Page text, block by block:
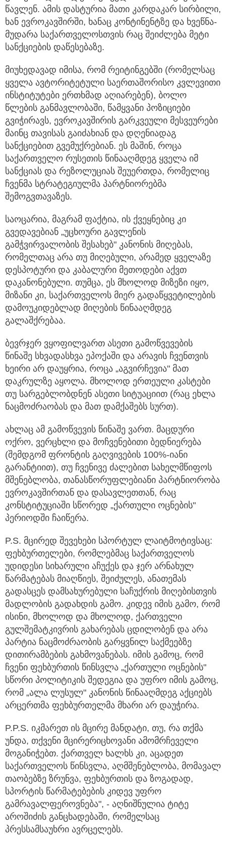
წავლენ. ამის დასტურია მათი კარდაკარ სირბილი,
ხან ევროკავშირში, ხანაც კონტინენტზე და ხვეწნა-
მუდარა საქართველოსთვის რაც შეიძლება მეტი
სანქციების დაწესებაზე.
მიუხედავად იმისა, რომ რეიტინგებში (რომელსაც
ყველა ავტორიტეტული საერთაშორისო კვლევითი
ინსტიტუტები ერთხმად აღიარებენ), ბოლო
წლების განმავლობაში, წამყვანი პოზიციები
გვიჭირავს, ევროკავშირის გარკვეული მესვეურები
მაინც თავისას გაიძახიან და დღენიადაგ
სანქციებით გვემუქრებიან. ეს მაშინ, როცა
საქართველო რუსეთის წინააღმდეგ ყველა იმ
სანქციას და რეზოლუციას შეუერთდა, რომელიც
ჩვენმა სტრატეგიულმა პარტნიორებმა
შემოგვთავაზეს.
საოცარია, მაგრამ ფაქტია, ის ქვეყნებიც კი
გვედავებიან „უცხოური გავლენის
გამჭვირვალობის შესახებ" კანონის მიღებას,
რომელთაც არა თუ მიღებული, არამედ ყველაზე
დესპოტური და კაბალური მეთოდები აქვთ
დაკანონებული. თუმცა, ეს მხოლოდ მიზეზი იყო,
მიზანი კი, საქართველოს მიერ გადაწყვეტილების
დამოუკიდებლად მიღების წინააღმდეგ
გალაშქრებაა.
ბევრჯერ ვყოფილვართ ასეთი გამოწვევების
წინაშე სხვადასხვა ეპოქაში და არავის ჩვენთვის
ხეირი არ დაუყრია, როცა „აგვირჩევია" მათ
დაკრულზე აყოლა. მხოლოდ ერთეული კასტები
თუ სარგებლობდნენ ასეთი სიტუაციით (რაც ეხლა
ნაცმოძრაობას და მათ დამქაშებს სურთ).
ახლაც ამ გამოწვევის წინაშე ვართ. მაცდური
ოქრო, ვერცხლი და მოჩვენებითი ბედნიერება
(შემდგომ ფრონტის გაღვივების 100%-იანი
გარანტიით), თუ ჩვენივე ძალებით სახელმწიფოს
მშენებლობა, თანასწორუფლებიანი პარტნიორობა
ევროკავშირთან და დასავლეთთან, რაც
კონსტიტუციაში სწორედ „ქართული ოცნების"
პერიოდში ჩაიწერა.
P.S. მცირედ შევეხები სპორტულ ლაიტმოტივსაც:
ფეხბურთელები, რომლებმაც საქართველოს
უდიდესი სიხარული აჩუქეს და ჯერ არნახულ
წარმატებას მიაღწიეს, შეიძულეს, ანათემას
გადასცეს დამსახურებული საჩუქრის მიღებისთვის
მადლობის გადახდის გამო. კიდევ იმის გამო, რომ
ისინი, მხოლოდ და მხოლოდ, ქართველი
გულშემატკივრის გახარებას ცდილობენ და არა
პარტია ნაცმოძრაობის გარყვნილ საქმეებზე
დითირამბების გახმოვანებას. იმის გამოც, რომ
ჩვენი ფეხბურთის წინსვლა „ქართული ოცნების"
სწორი პოლიტიკის შედეგია და უფრო იმის გამოც,
რომ „ალა ლუსულ" კანონის წინააღმდეგ აქციებს
არცერთმა ფეხბურთელმა მხარი არ დაუჭირა.
P.P.S. იკმარეთ ის მცირე მანდატი, თუ, რა თქმა
უნდა, თქვენი მცირერიცხოვანი ამომრჩეველი
მოგანიჭებთ. ქართველ ხალხს კი, აცადეთ
საქართველოს წინსვლა, აღმშენებლობა, მომავალ
თაობებზე ზრუნვა, ფეხბურთის და ზოგადად,
სპორტის წარმატებების კიდევ უფრო
გამრავალფეროვნება", - აღნიშნულია ტიტე
აროშიძის განცხადებაში, რომელსაც
პრესსამსაუხრი ავრცელებს.